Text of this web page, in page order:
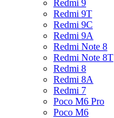
Redmi 9
Redmi 9T
Redmi 9C
Redmi 9A
Redmi Note 8
Redmi Note 8T
Redmi 8
Redmi 8A
Redmi 7
Poco M6 Pro
Poco M6